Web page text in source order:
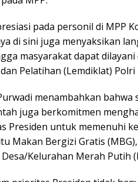
pada personil di MPP
di sini juga menyaksikan
masyarakat dapat
Pelatihan (Lemdiklat) Polri
menambahkan
juga berkomitmen
Presiden untuk memenuhi
Makan Bergizi Gratis (MBG),
Desa/Kelurahan Merah Putih